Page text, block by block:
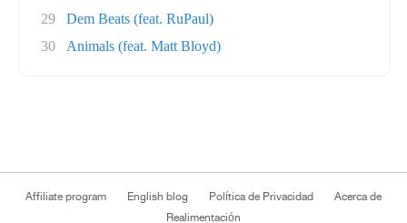
29
Dem Beats (feat. RuPaul)
30
Animals (feat. Matt Bloyd)
Affiliate program English blog Política de Privacidad
Acerca de
Realimentación